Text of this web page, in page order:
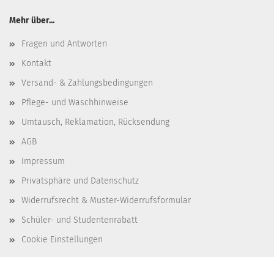
Mehr über...
Fragen und Antworten
Kontakt
Versand- & Zahlungsbedingungen
Pflege- und Waschhinweise
Umtausch, Reklamation, Rücksendung
AGB
Impressum
Privatsphäre und Datenschutz
Widerrufsrecht & Muster-Widerrufsformular
Schüler- und Studentenrabatt
Cookie Einstellungen